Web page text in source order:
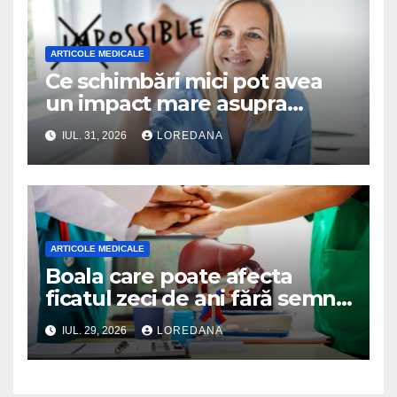
ARTICOLE MEDICALE
Ce schimbări mici pot avea
un impact mare asupra
sănătății tale
IUL. 31, 2026 LOREDANA
ARTICOLE MEDICALE
Boala care poate afecta
ficatul zeci de ani fără semne
evidente. Medicii avertizează
că este descoperită adesea
prea târziu
IUL. 29, 2026 LOREDANA